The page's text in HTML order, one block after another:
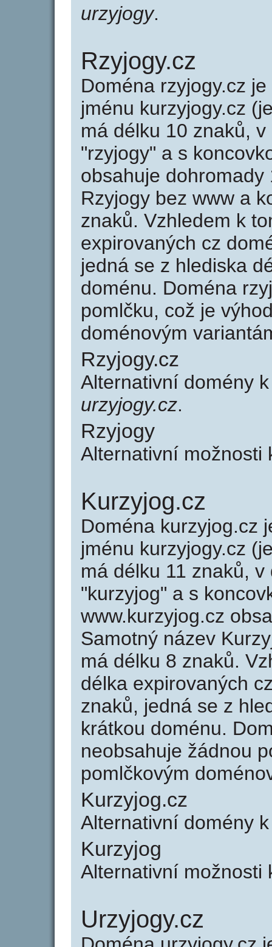
urzyjogy.
Rzyjogy.cz
Doména rzyjogy.cz
jménu kurzyjogy.cz
má délku 10 znaků,
"rzyjogy" a s
obsahuje
Rzyjogy bez www a
znaků. Vzhledem k
expirovaných cz
jedná se z hlediska
doménu. Doména
pomlčku, což je
doménovým
Rzyjogy.cz
Alternativní domény
urzyjogy.cz.
Rzyjogy
Alternativní
Kurzyjog.cz
Doména kurzyjog.cz
jménu kurzyjogy.cz
má délku 11 znaků,
"kurzyjog" a s
www.kurzyjog.cz
Samotný název
má délku 8 znaků.
délka expirovaných
znaků, jedná se z
krátkou doménu.
neobsahuje žádnou
pomlčkovým
Kurzyjog.cz
Alternativní domény
Kurzyjog
Alternativní možnosti
Urzyjogy.cz